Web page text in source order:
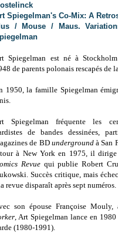
Spiegelman's Co-Mix: A
/ Mouse / Maus.
Spiegelman est né à
de parents polonais rescapés de
1950, la famille Spiegelman
Spiegelman fréquente les
de bandes dessinées,
de BD undergroundà San
à New York en 1975, il
Revuequi publie Robert
Succès critique, mais
revue disparaît après sept numéros.
son épouse Françoise
, Art Spiegelman lance en 1980
(1980-1991).